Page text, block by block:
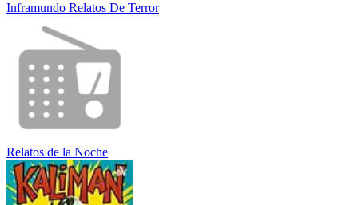
Inframundo Relatos De Terror
Relatos de la Noche